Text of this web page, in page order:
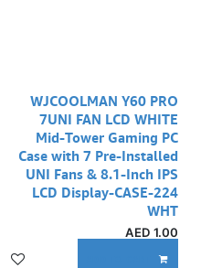
WJCOOLMAN Y60 PRO
7UNI FAN LCD WHITE
Mid-Tower Gaming PC
Case with 7 Pre-Installed
UNI Fans & 8.1-Inch IPS
LCD Display-CASE-224
WHT
1.00